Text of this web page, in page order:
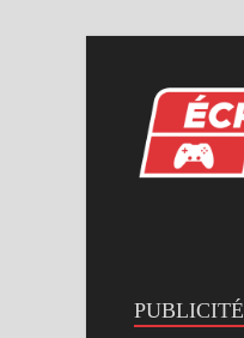
PUBLICITÉ